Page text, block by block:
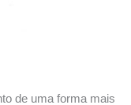
de uma forma mais